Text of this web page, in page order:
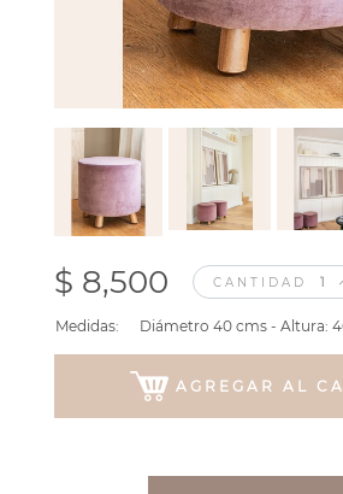
$ 8,500 CANTIDAD
Medidas: Diámetro 40 cms - Altura:
AGREGAR AL